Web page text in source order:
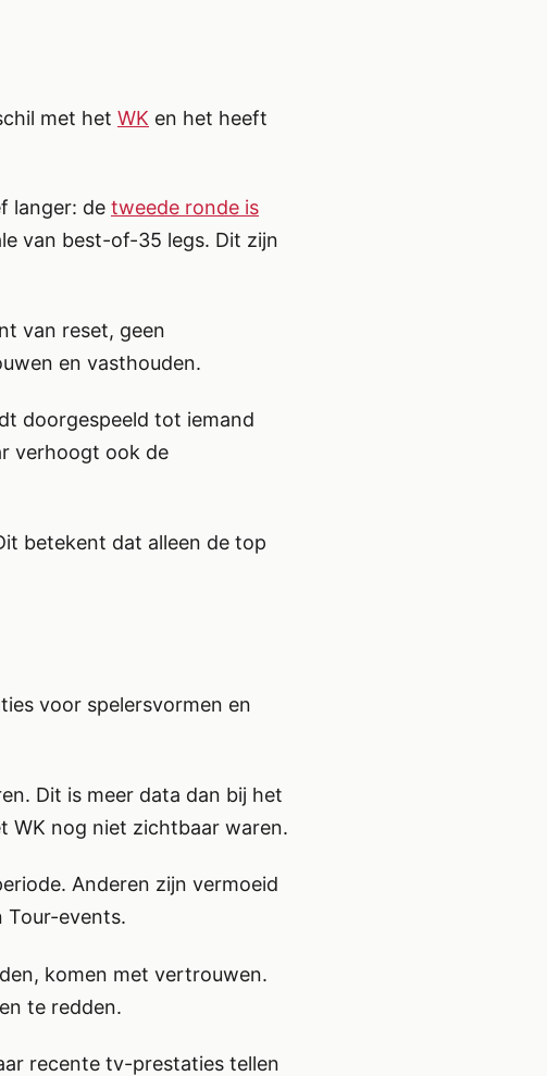
met het WK en het heeft
langer: de tweede ronde is
van best-of-35 legs. Dit zijn
van reset, geen
en vasthouden.
doorgespeeld tot iemand
verhoogt ook de
betekent dat alleen de top
voor spelersvormen en
Dit is meer data dan bij het
WK nog niet zichtbaar waren.
Anderen zijn vermoeid
Tour-events.
komen met vertrouwen.
te redden.
recente tv-prestaties tellen